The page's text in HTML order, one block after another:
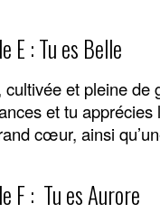
E : Tu es Belle
et pleine de
et tu
cœur, ainsi
F : Tu es Aurore